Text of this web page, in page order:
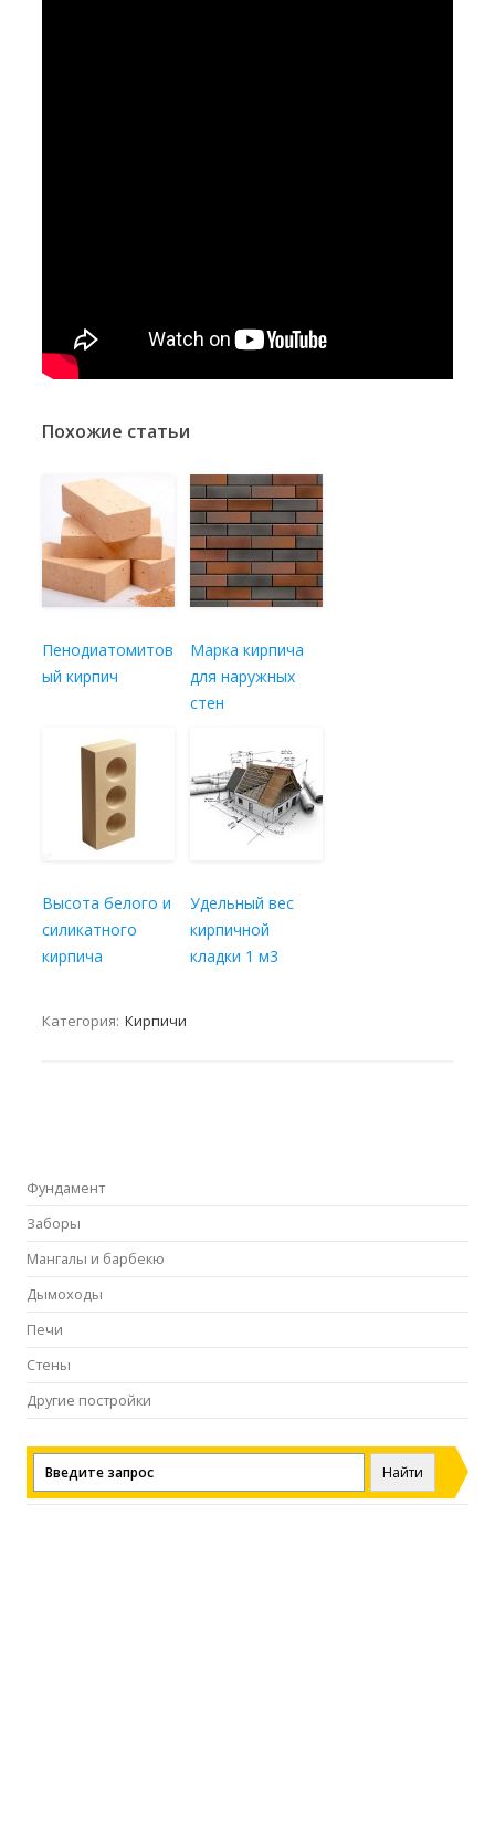
Похожие статьи
Пенодиатомитов
ый кирпич
Марка кирпича
для наружных
стен
Высота белого и
силикатного
кирпича
Удельный вес
кирпичной
кладки 1 м3
Категория: Кирпичи
Фундамент
Заборы
Мангалы и барбекю
Дымоходы
Печи
Стены
Другие постройки